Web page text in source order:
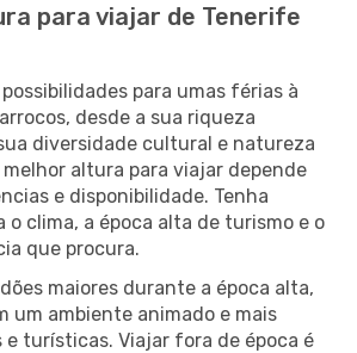
para viajar de Tenerife
para umas férias à
desde a sua riqueza
diversidade cultural e natureza
altura para viajar depende
e disponibilidade. Tenha
o clima, a época alta de turismo e o
que procura.
maiores durante a época alta,
um ambiente animado e mais
turísticas. Viajar fora de época é